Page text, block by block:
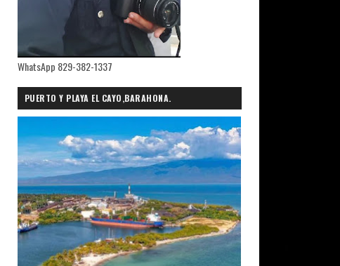
WhatsApp 829-382-1337
PUERTO Y PLAYA EL CAYO,BARAHONA.